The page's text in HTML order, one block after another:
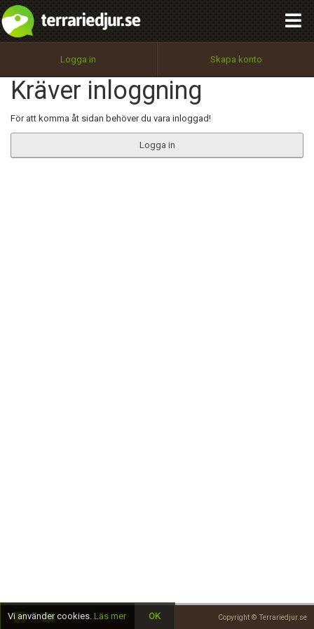
Logga in Skapa konto
Kräver inloggning
För att komma åt sidan behöver du vara inloggad!
Logga in
Copyright © Terrariedjur.se
Utför
100%
OK
integritetspolicy
Namn:
Epost:
Begär nytt lösenord
Tillbaka till förstasidan
Vi använder cookies. Läs mer OK